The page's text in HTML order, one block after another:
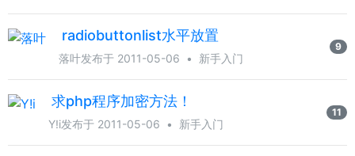
radiobuttonlist水平放置
落叶发布于 2011-05-06 • 新手入门
9
求php程序加密方法！
Y!i发布于 2011-05-06 • 新手入门
11